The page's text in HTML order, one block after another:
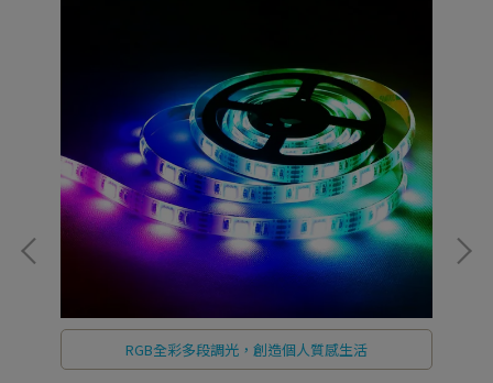
RGB全彩多段調光，創造個人質感生活